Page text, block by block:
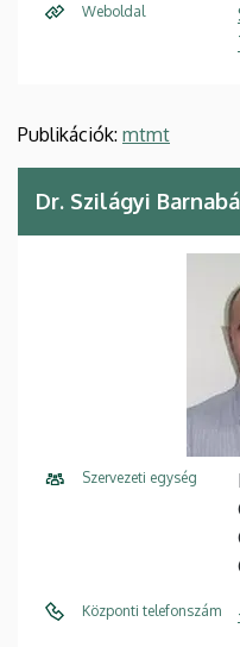
Weboldal
Publikációk: mtmt
Dr. Szilágyi
Szervezeti egység
Központi telefonszám